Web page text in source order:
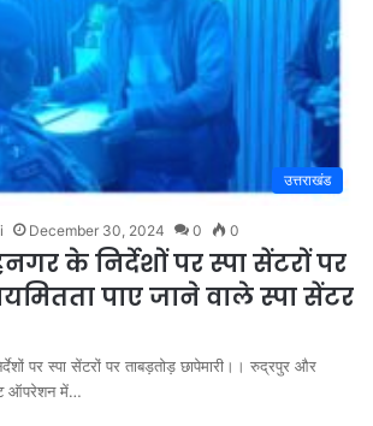
उत्तराखंड
December 30, 2024 0 0
के निर्देशों पर स्पा सेंटरों पर
पाए जाने वाले स्पा सेंटर
पर स्पा सेंटरों पर ताबड़तोड़ छापेमारी।। रुद्रपुर और
ऑपरेशन में…